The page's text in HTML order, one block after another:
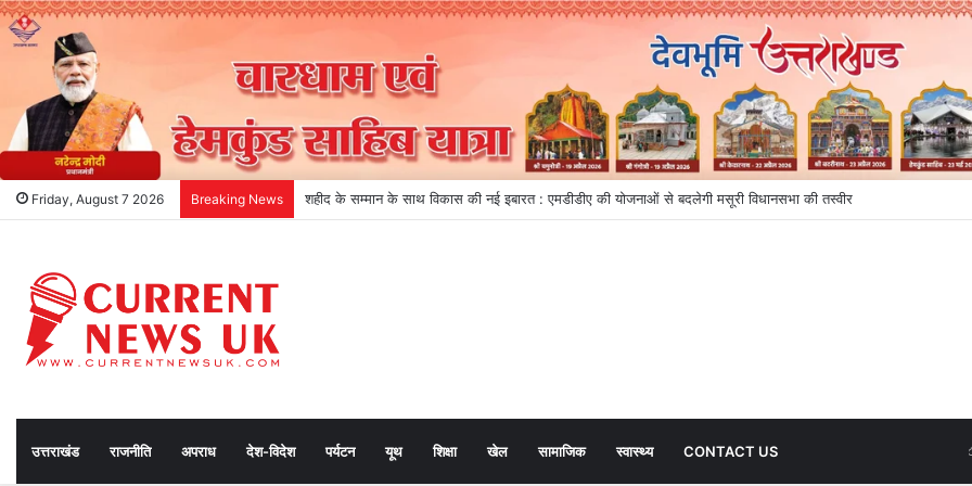
Friday, August 7 2026 Breaking News धराली आपदा के एक वर्ष: राहत से पुनर्वास तक धराली में पुनर्निर्माण का नया अध्याय
उत्तराखंड राजनीति अपराध देश-विदेश पर्यटन यूथ शिक्षा खेल सामाजिक स्वास्थ्य CONTACT US